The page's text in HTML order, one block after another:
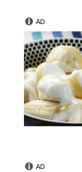
AD
AD